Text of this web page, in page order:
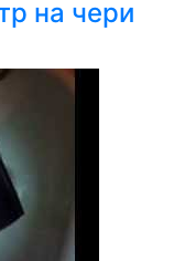
на чери